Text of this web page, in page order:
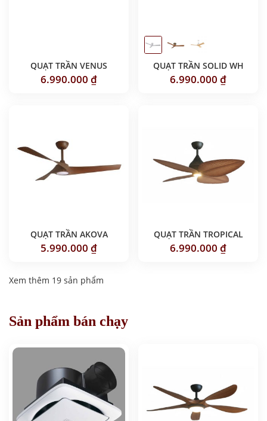
QUẠT TRẦN VENUS
6.990.000 ₫
QUẠT TRẦN SOLID WH
6.990.000 ₫
QUẠT TRẦN AKOVA
5.990.000 ₫
QUẠT TRẦN TROPICAL
6.990.000 ₫
Xem thêm 19 sản phẩm
Sản phẩm bán chạy